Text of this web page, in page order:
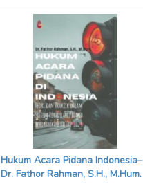
Hukum Acara Pidana Indonesia–
Dr. Fathor Rahman, S.H., M.Hum.